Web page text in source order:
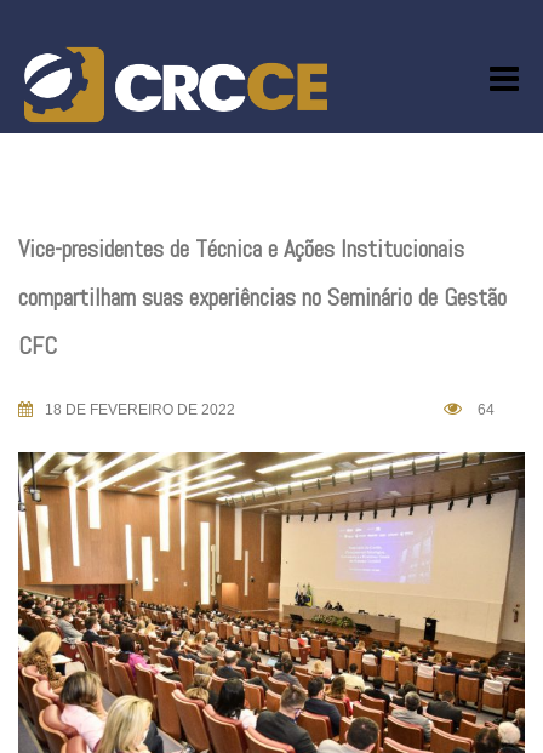
content
Vice-presidentes de Técnica e Ações Institucionais
compartilham suas experiências no Seminário de Gestão
CFC
18 DE FEVEREIRO DE 2022 64